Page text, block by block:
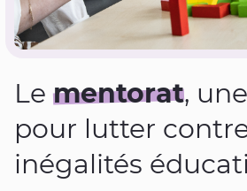
Le mentorat,
pour lutter
inégalités